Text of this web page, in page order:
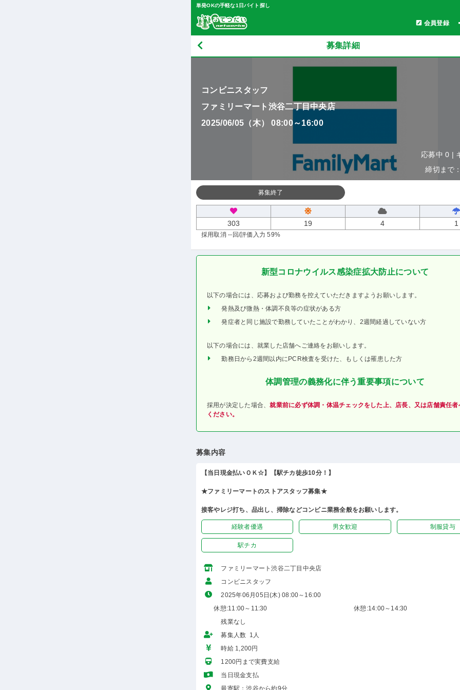
単発OKの手軽な1日バイト探し
会員登録
募集詳細
コンビニスタッフ
ファミリーマート渋谷二丁目中央店
2025/06/05（木） 08:00～16:00
応募中 0 |
締切まで
募集終了
303 19 4 1
採用取消 --回/評価入力 59%
新型コロナウイルス感染症拡大防止について
以下の場合には、応募および勤務を控えていただきますようお願いします。
発熱及び微熱・体調不良等の症状がある方
発症者と同じ施設で勤務していたことがわかり、2週間経過していない方
以下の場合には、就業した店舗へご連絡をお願いします。
勤務日から2週間以内にPCR検査を受けた、もしくは罹患した方
体調管理の義務化に伴う重要事項について
採用が決定した場合、就業前に必ず体調・体温チェックをした上、店長、又は店舗責任者
ください。
募集内容
【当日現金払いＯＫ☆】【駅チカ徒歩10分！】
★ファミリーマートのストアスタッフ募集★
接客やレジ打ち、品出し、掃除などコンビニ業務全般をお願いします。
経験者優遇 男女歓迎 制服貸与
駅チカ
ファミリーマート渋谷二丁目中央店
コンビニスタッフ
2025年06月05日(木) 08:00～16:00
休憩:11:00～11:30
休憩:14:00～14:30
残業なし
募集人数 1人
時給 1,200円
1200円まで実費支給
当日現金支払
最寄駅：渋谷から約9分